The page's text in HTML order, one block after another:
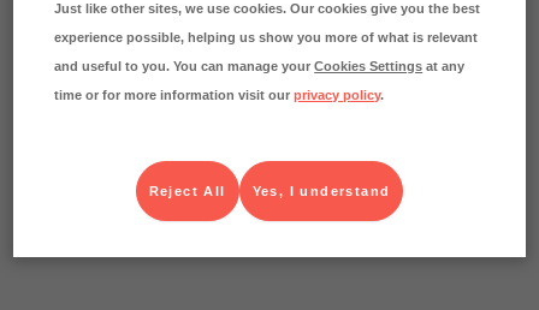
Varje kilo av varan påverkar klimatet motsvarande
utsläppen av 2.6 kg koldioxid.
Läs mer om hur vi beräknar klimatavtryck
Just like other sites, we use cookies. Our cookies give you the best
experience possible, helping us show you more of what is relevant
and useful to you. You can manage yourCookies Settings at any
time or for more information visit ourprivacy policy.
Yes, I understand
Reject All